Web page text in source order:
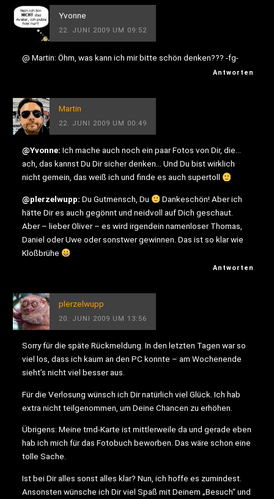
Yvonne
22. JUNI 2009 UM 09:52
@ Martin: Öhm, was kann ich mir bitte schön denken??? -fg-
Antworten
Martin
22. JUNI 2009 UM 00:49
@Yvonne: Ich mache auch noch ein paar Fotos von Dir, die…
ach, das kannst Du Dir sicher denken… Und Du bist wirklich
nicht gemein, das weiß ich und finde es auch supertoll
@plerzelwupp: Du Gutmensch, Du
Dankeschön! Aber ich
hätte Dir es auch gegönnt und neidvoll auf Dich geschaut.
Aber – lieber Oliver – es wird irgendein namenloser Thomas,
Daniel oder Uwe oder sonstwer gewinnen. Das ist so klar wie
Kloßbrühe
Antworten
plerzelwupp
20. JUNI 2009 UM 13:56
Sorry für die späte Rückmeldung. In den letzten Tagen war so
viel los, dass ich kaum an den PC konnte – am Wochenende
sieht’s nicht viel besser aus.
Für die Verlosung wünsch ich Dir natürlich viel Glück. Ich hab
extra nicht teilgenommen, um Deine Chancen zu erhöhen.
Übrigens: Meine trnd-Karte ist mittlerweile da und gerade eben
hab ich mich für das Fotobuch beworben. Das wäre schon eine
tolle Sache.
Ist bei Dir alles sonst alles klar? Nun, ich hoffe es zumindest.
Ansonsten wünsche ich Dir viel Spaß mit Deinem „Besuch“ und